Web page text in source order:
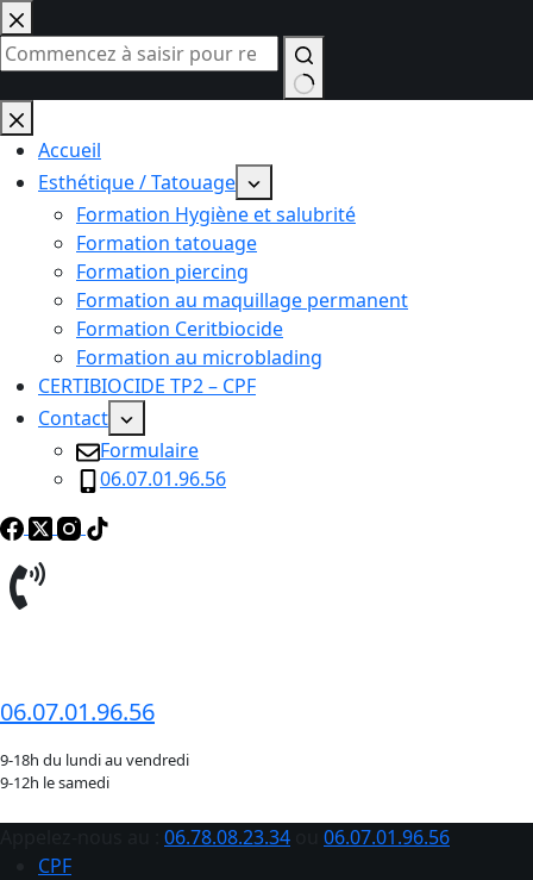
Passer
au
contenu
Aucun
résultatAccueil
Esthétique / Tatouage
Formation Hygiène et salubrité
Formation tatouage
Formation piercing
Formation au maquillage permanent
Formation Ceritbiocide
Formation au microblading
CERTIBIOCIDE TP2 – CPF
Contact
Formulaire
06.07.01.96.56
06.07.01.96.56
9-18h du lundi au vendredi
9-12h le samedi
06.78.08.23.34
06.07.01.96.56
CPF